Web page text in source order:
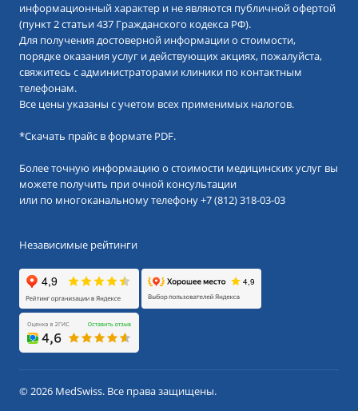
информационный характер и не являются публичной офертой
(пункт 2 статьи 437 Гражданского кодекса РФ).
Для получения достоверной информации о стоимости,
порядке оказания услуг и действующих акциях, пожалуйста,
свяжитесь с администраторами клиники по контактным
телефонам.
Все цены указаны с учетом всех применимых налогов.
*Скачать прайс в формате PDF.
Более точную информацию о стоимости медицинских услуг вы
можете получить при очной консультации
или по многоканальному телефону+7 (812) 318-03-03
Независимые рейтинги
© 2026 MedSwiss. Все права защищены.